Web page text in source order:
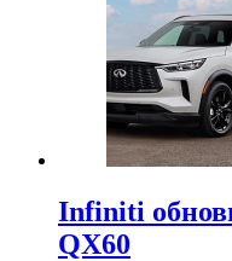
Infiniti
QX60